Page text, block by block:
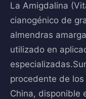
La Amigdalina
cianogénico de
almendras
utilizado en
procedente de
China, disponible